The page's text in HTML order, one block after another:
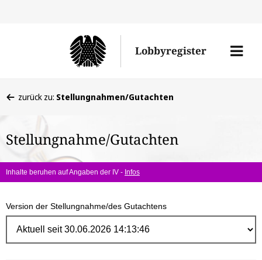
Lobbyregister
Menü
befinden
hier:
zurück zu: Stellungnahmen/Gutachten
Stellungnahme/Gutachten
Inhalte beruhen auf Angaben der IV - Infos
Version der Stellungnahme/des Gutachtens